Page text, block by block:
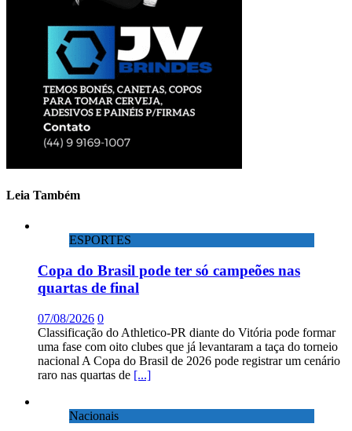
Leia Também
ESPORTES
Copa do Brasil pode ter só campeões nas
quartas de final
07/08/2026 0
Classificação do Athletico-PR diante do Vitória pode formar
uma fase com oito clubes que já levantaram a taça do torneio
nacional A Copa do Brasil de 2026 pode registrar um cenário
raro nas quartas de [...]
Nacionais